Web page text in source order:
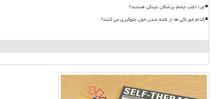
چرا اغلب چشم پزشکان عینکی هستند؟
کدام خوراکی ها از لخته شدن خون جلوگیری می کنند؟